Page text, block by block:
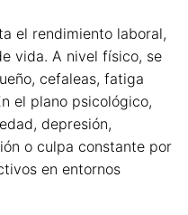
el rendimiento laboral,
vida. A nivel físico, se
cefaleas, fatiga
el plano psicológico,
depresión,
o culpa constante por
en entornos